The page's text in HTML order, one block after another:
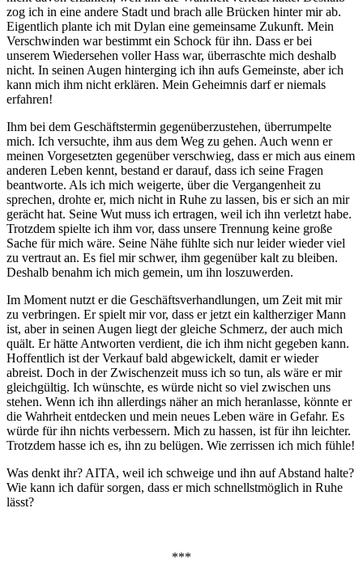
zog ich in eine andere Stadt und brach alle Brücken hinter mir ab.
Eigentlich plante ich mit Dylan eine gemeinsame Zukunft. Mein
Verschwinden war bestimmt ein Schock für ihn. Dass er bei
unserem Wiedersehen voller Hass war, überraschte mich deshalb
nicht. In seinen Augen hinterging ich ihn aufs Gemeinste, aber ich
kann mich ihm nicht erklären. Mein Geheimnis darf er niemals
erfahren!
Ihm bei dem Geschäftstermin gegenüberzustehen, überrumpelte
mich. Ich versuchte, ihm aus dem Weg zu gehen. Auch wenn er
meinen Vorgesetzten gegenüber verschwieg, dass er mich aus einem
anderen Leben kennt, bestand er darauf, dass ich seine Fragen
beantworte. Als ich mich weigerte, über die Vergangenheit zu
sprechen, drohte er, mich nicht in Ruhe zu lassen, bis er sich an mir
gerächt hat. Seine Wut muss ich ertragen, weil ich ihn verletzt habe.
Trotzdem spielte ich ihm vor, dass unsere Trennung keine große
Sache für mich wäre. Seine Nähe fühlte sich nur leider wieder viel
zu vertraut an. Es fiel mir schwer, ihm gegenüber kalt zu bleiben.
Deshalb benahm ich mich gemein, um ihn loszuwerden.
Im Moment nutzt er die Geschäftsverhandlungen, um Zeit mit mir
zu verbringen. Er spielt mir vor, dass er jetzt ein kaltherziger Mann
ist, aber in seinen Augen liegt der gleiche Schmerz, der auch mich
quält. Er hätte Antworten verdient, die ich ihm nicht gegeben kann.
Hoffentlich ist der Verkauf bald abgewickelt, damit er wieder
abreist. Doch in der Zwischenzeit muss ich so tun, als wäre er mir
gleichgültig. Ich wünschte, es würde nicht so viel zwischen uns
stehen. Wenn ich ihn allerdings näher an mich heranlasse, könnte er
die Wahrheit entdecken und mein neues Leben wäre in Gefahr. Es
würde für ihn nichts verbessern. Mich zu hassen, ist für ihn leichter.
Trotzdem hasse ich es, ihn zu belügen. Wie zerrissen ich mich fühle!
Was denkt ihr? AITA, weil ich schweige und ihn auf Abstand halte?
Wie kann ich dafür sorgen, dass er mich schnellstmöglich in Ruhe
lässt?
***